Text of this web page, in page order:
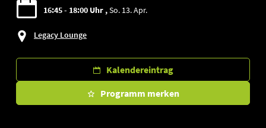
16:45 - 18:00 Uhr So. 13. Apr.
Legacy Lounge
Kalendereintrag
Programm merken